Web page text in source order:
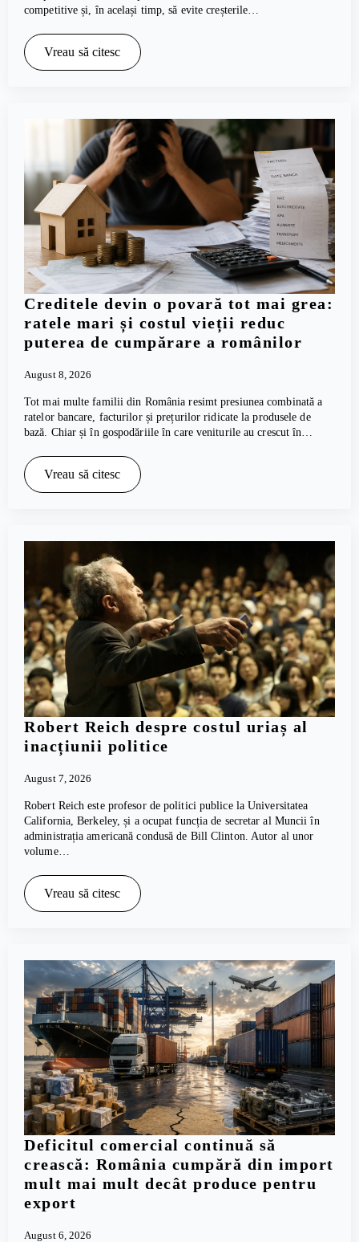
competitive și, în același timp, să evite creșterile…
Vreau să citesc
Creditele devin o povară tot mai grea:
ratele mari și costul vieții reduc
puterea de cumpărare a românilor
August 8, 2026
Tot mai multe familii din România resimt presiunea combinată a
ratelor bancare, facturilor și prețurilor ridicate la produsele de
bază. Chiar și în gospodăriile în care veniturile au crescut în…
Vreau să citesc
Robert Reich despre costul uriaș al
inacțiunii politice
August 7, 2026
Robert Reich este profesor de politici publice la Universitatea
California, Berkeley, și a ocupat funcția de secretar al Muncii în
administrația americană condusă de Bill Clinton. Autor al unor
volume…
Vreau să citesc
Deficitul comercial continuă să
crească: România cumpără din import
mult mai mult decât produce pentru
export
August 6, 2026